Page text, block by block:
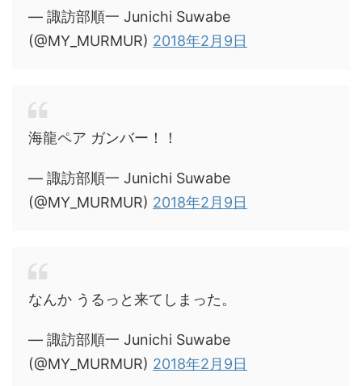
— 諏訪部順一 Junichi Suwabe
(@MY_MURMUR) 2018年2月9日
海龍ペア ガンバー！！
— 諏訪部順一 Junichi Suwabe
(@MY_MURMUR) 2018年2月9日
なんか うるっと来てしまった。
— 諏訪部順一 Junichi Suwabe
(@MY_MURMUR) 2018年2月9日